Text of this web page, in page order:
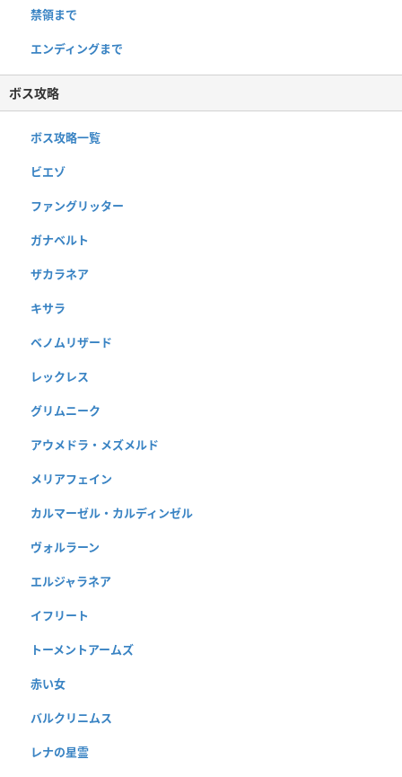
禁領まで
エンディングまで
ボス攻略
ボス攻略一覧
ビエゾ
ファングリッター
ガナベルト
ザカラネア
キサラ
ベノムリザード
レックレス
グリムニーク
アウメドラ・メズメルド
メリアフェイン
カルマーゼル・カルディンゼル
ヴォルラーン
エルジャラネア
イフリート
トーメントアームズ
赤い女
バルクリニムス
レナの星霊